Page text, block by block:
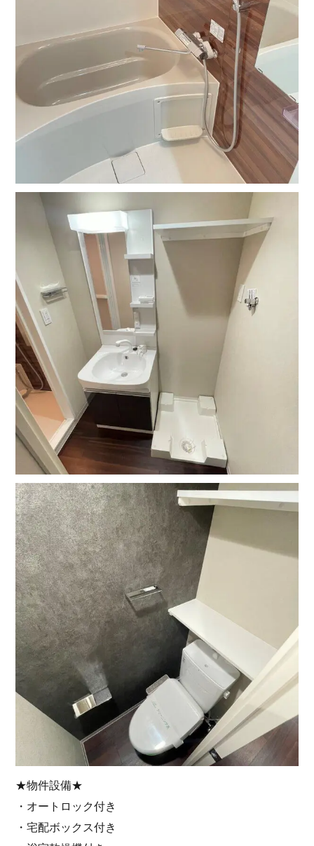
★物件設備★
・オートロック付き
・宅配ボックス付き